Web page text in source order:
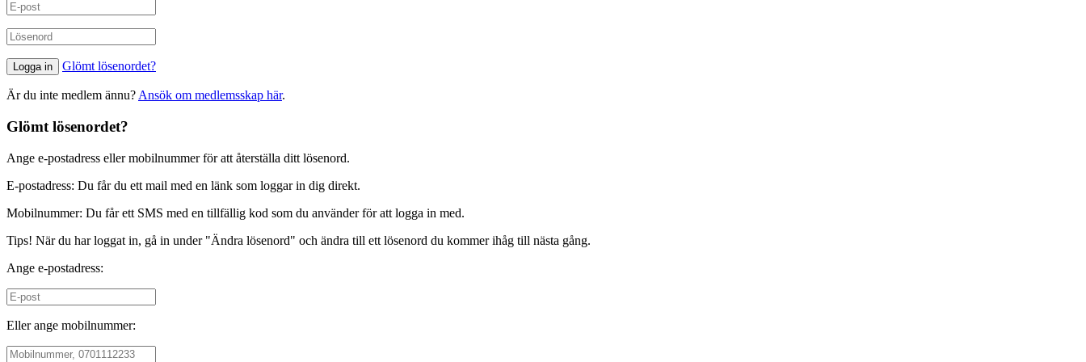
Glömt lösenordet?
Är du inte medlem ännu? Ansök om medlemsskap här.
Glömt lösenordet?
Ange e-postadress eller mobilnummer för att återställa ditt lösenord.
E-postadress: Du får du ett mail med en länk som loggar in dig direkt.
Mobilnummer: Du får ett SMS med en tillfällig kod som du använder för att logga in med.
Tips! När du har loggat in, gå in under "Ändra lösenord" och ändra till ett lösenord du kommer ihåg till nästa gång.
Ange e-postadress:
Eller ange mobilnummer: